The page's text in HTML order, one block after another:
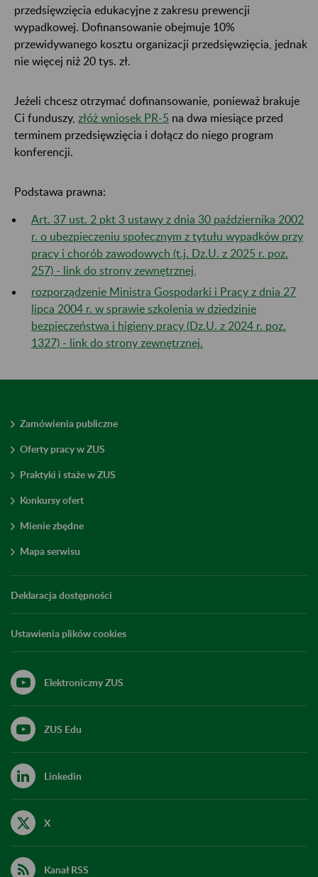
przedsięwzięcia edukacyjne z zakresu prewencji
wypadkowej. Dofinansowanie obejmuje 10%
przewidywanego kosztu organizacji przedsięwzięcia, jednak
nie więcej niż 20 tys. zł.
Jeżeli chcesz otrzymać dofinansowanie, ponieważ brakuje
Ci funduszy, złóż wniosek PR-5 na dwa miesiące przed
terminem przedsięwzięcia i dołącz do niego program
konferencji.
Podstawa prawna:
Art. 37 ust. 2 pkt 3 ustawy z dnia 30 października 2002
r. o ubezpieczeniu społecznym z tytułu wypadków przy
pracy i chorób zawodowych (t.j. Dz.U. z 2025 r. poz.
257) - link do strony zewnętrznej,
rozporządzenie Ministra Gospodarki i Pracy z dnia 27
lipca 2004 r. w sprawie szkolenia w dziedzinie
bezpieczeństwa i higieny pracy (Dz.U. z 2024 r. poz.
1327) - link do strony zewnętrznej.
Zamówienia publiczne
Oferty pracy w ZUS
Praktyki i staże w ZUS
Konkursy ofert
Mienie zbędne
Mapa serwisu
Deklaracja dostępności
Ustawienia plików cookies
Elektroniczny ZUS
ZUS Edu
Linkedin
X
Kanał RSS